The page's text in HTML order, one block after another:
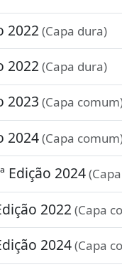
2022 (Capa dura)
2022 (Capa dura)
2023 (Capa
2024(Capa
Edição 2024
2022 (Capa
2024(Capa